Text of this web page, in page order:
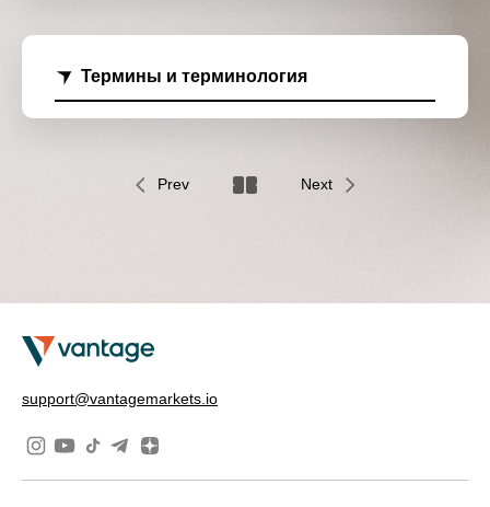
Термины и терминология
Prev Next
support@vantagemarkets.io